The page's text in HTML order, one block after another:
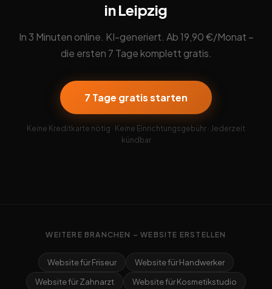
in Leipzig
In 3 Minuten online. KI-generiert. Ab 19,90 €/Monat –
die ersten 7 Tage komplett gratis.
7 Tage gratis starten
Keine Kreditkarte nötig · Keine Einrichtungsgebühr · Jederzeit
kündbar
WEITERE BRANCHEN – WEBSITE ERSTELLEN
Website für Friseur
Website für Handwerker
Website für Zahnarzt
Website für Kosmetikstudio